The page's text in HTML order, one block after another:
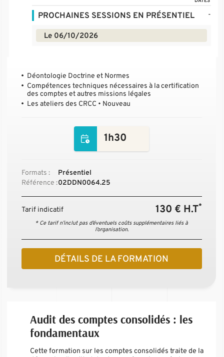
PROCHAINES SESSIONS EN PRÉSENTIEL -
Le 06/10/2026
Déontologie Doctrine et Normes
Compétences techniques nécessaires à la certification
des comptes et autres missions légales
Les ateliers des CRCC • Nouveau
1h30
Formats :
Présentiel
Référence :02DDN0064.25
Tarif indicatif 130 € H.T*
* Ce tarif n’inclut pas d’éventuels coûts supplémentaires liés à
l’organisation.
DÉTAILS DE LA FORMATION
Audit des comptes consolidés : les
fondamentaux
Cette formation sur les comptes consolidés traite de la